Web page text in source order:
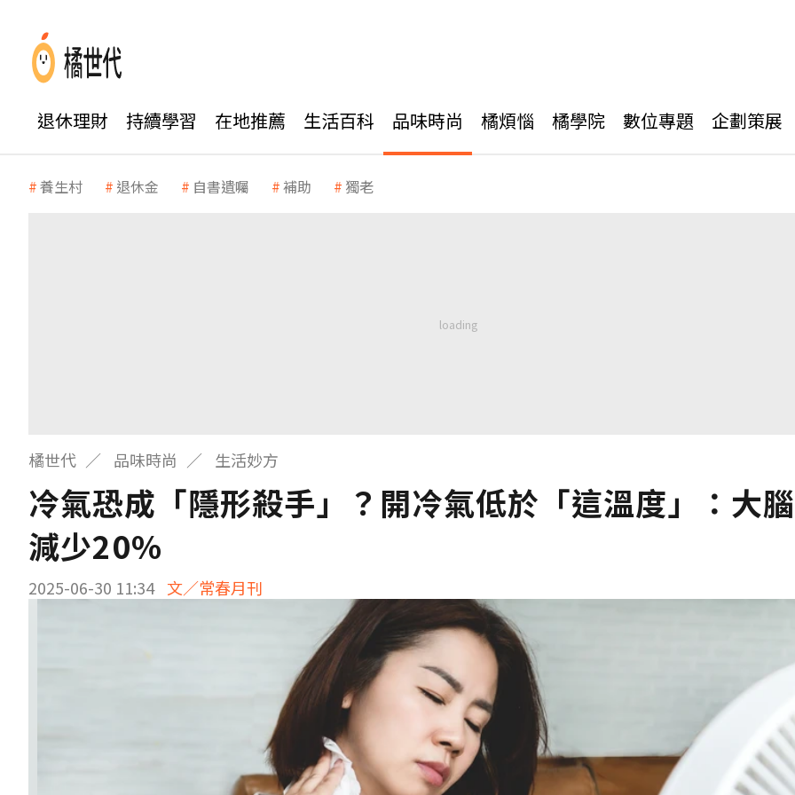
退休理財 持續學習 在地推薦 生活百科 品味時尚 橘煩惱 橘學院 數位專題 企劃策展
養生村 退休金 自書遺囑 補助 獨老
橘世代 品味時尚 生活妙方
冷氣恐成「隱形殺手」？開冷氣低於「這溫度」：大
減少20%
2025-06-30 11:34 文／常春月刊